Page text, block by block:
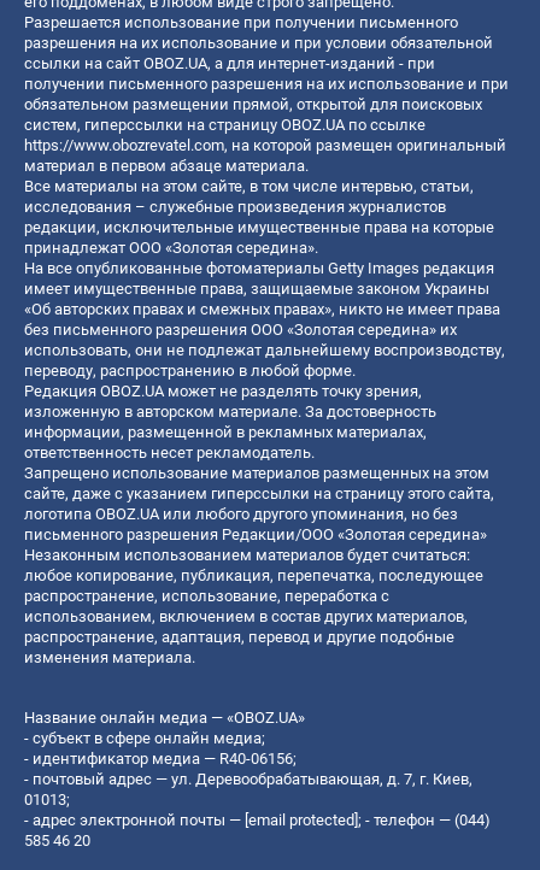
Разрешается использование при получении письменного
разрешения на их использование и при условии обязательной
ссылки на сайт OBOZ.UA, а для интернет-изданий - при
получении письменного разрешения на их использование и при
обязательном размещении прямой, открытой для поисковых
систем, гиперссылки на страницу OBOZ.UA по ссылке
https://www.obozrevatel.com, на которой размещен оригинальный
материал в первом абзаце материала.
Все материалы на этом сайте, в том числе интервью, статьи,
исследования – служебные произведения журналистов
редакции, исключительные имущественные права на которые
принадлежат ООО «Золотая середина».
На все опубликованные фотоматериалы Getty Images редакция
имеет имущественные права, защищаемые законом Украины
«Об авторских правах и смежных правах», никто не имеет права
без письменного разрешения ООО «Золотая середина» их
использовать, они не подлежат дальнейшему воспроизводству,
переводу, распространению в любой форме.
Редакция OBOZ.UA может не разделять точку зрения,
изложенную в авторском материале. За достоверность
информации, размещенной в рекламных материалах,
ответственность несет рекламодатель.
Запрещено использование материалов размещенных на этом
сайте, даже с указанием гиперссылки на страницу этого сайта,
логотипа OBOZ.UA или любого другого упоминания, но без
письменного разрешения Редакции/ООО «Золотая середина»
Незаконным использованием материалов будет считаться:
любое копирование, публикация, перепечатка, последующее
распространение, использование, переработка с
использованием, включением в состав других материалов,
распространение, адаптация, перевод и другие подобные
изменения материала.
Название онлайн медиа — «OBOZ.UA»
- субъект в сфере онлайн медиа;
- идентификатор медиа — R40-06156;
- почтовый адрес — ул. Деревообрабатывающая, д. 7, г. Киев,
01013;
- адрес электронной почты — [email protected]; - телефон — (044)
585 46 20